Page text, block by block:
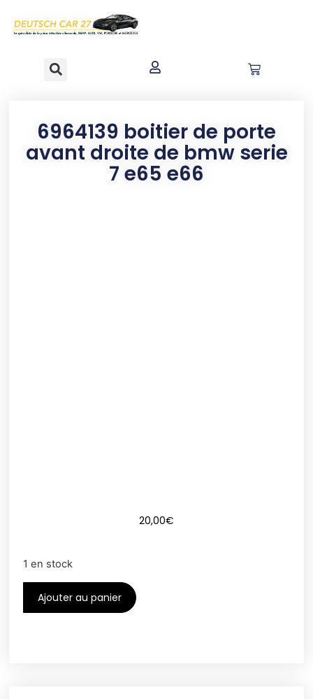
principal
6964139 boitier de porte
avant droite de bmw serie
7 e65 e66
20,00€
1 en stock
Ajouter au panier